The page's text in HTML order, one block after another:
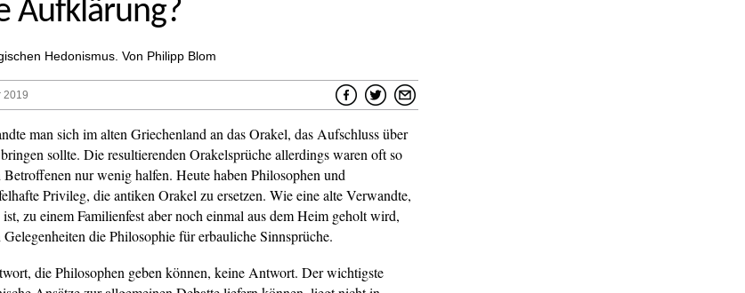
Aufklärung?
Hedonismus. Von Philipp Blom
2019
man sich im alten Griechenland an das Orakel, das Aufschluss über
sollte. Die resultierenden Orakelsprüche allerdings waren oft so
Betroffenen nur wenig halfen. Heute haben Philosophen und
Privileg, die antiken Orakel zu ersetzen. Wie eine alte Verwandte,
zu einem Familienfest aber noch einmal aus dem Heim geholt wird,
die Philosophie für erbauliche Sinnsprüche.
die Philosophen geben können, keine Antwort. Der wichtigste